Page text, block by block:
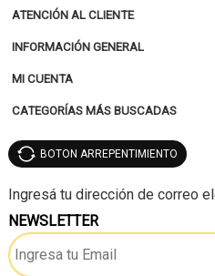
ATENCIÓN AL CLIENTE
INFORMACIÓN GENERAL
MI CUENTA
CATEGORÍAS MÁS BUSCADAS
BOTON ARREPENTIMIENTO
NEWSLETTER